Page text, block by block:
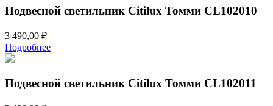
890,00 ₽.
Подвесной светильник Citilux Томми CL102010
3 490,00 ₽
Подробнее
Подвесной светильник Citilux Томми CL102011